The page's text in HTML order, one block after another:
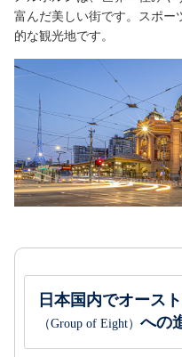
富んだ美しい街です。スポー
的な観光地です。
日本国内でオース
（Group of Eight） への